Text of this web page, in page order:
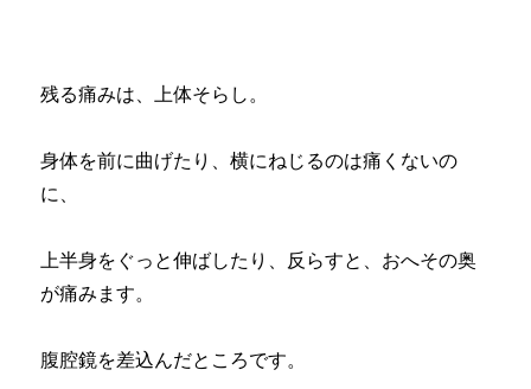
残る痛みは、上体そらし。
身体を前に曲げたり、横にねじるのは痛くないの
に、
上半身をぐっと伸ばしたり、反らすと、おへその奥
が痛みます。
腹腔鏡を差込んだところです。